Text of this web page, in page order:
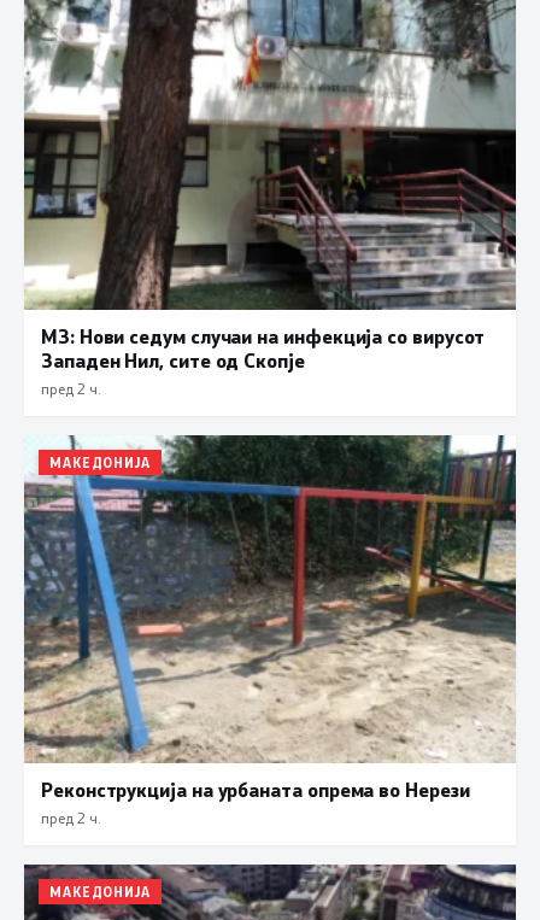
МЗ: Нови седум случаи на инфекција со вирусот
Западен Нил, сите од Скопје
пред 2 ч.
МАКЕДОНИЈА
Реконструкција на урбаната опрема во Нерези
пред 2 ч.
МАКЕДОНИЈА